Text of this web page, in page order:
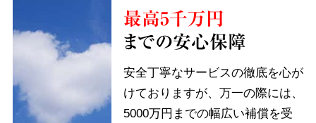
最高5千万円
までの安心保障
安全丁寧なサービスの徹底を心が
けておりますが、万一の際には、
5000万円までの幅広い補償を受